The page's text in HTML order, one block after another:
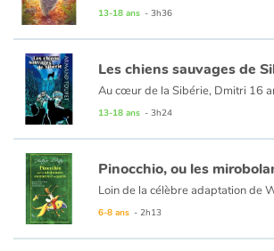
13-18 ans - 3h36
Les chiens sauvages de
13-18 ans - 3h24
6-8 ans - 2h13